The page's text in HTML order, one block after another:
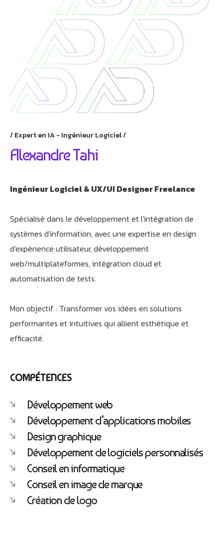
Expert en IA - Ingénieur Logiciel
Alexandre Tahi
Ingénieur Logiciel & UX/UI Designer Freelance
Spécialisé dans le développement et l'intégration de
systèmes d'information, avec une expertise en design
d'expérience utilisateur, développement
web/multiplateformes, intégration cloud et
automatisation de tests.
Mon objectif : Transformer vos idées en solutions
performantes et intuitives qui allient esthétique et
efficacité.
COMPÉTENCES
Développement web
Développement d’applications mobiles
Design graphique
Développement de logiciels personnalisés
Conseil en informatique
Conseil en image de marque
Création de logo
Athobot
Bienvenue chez Athorus Digital
Je suis Athobot, votre assistant digital.
Je vous oriente vers la meilleure solution pour votre
projet.